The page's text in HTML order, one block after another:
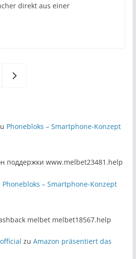
direkt aus einer
Phonebloks – Smartphone-Konzept
поддержки www.melbet23481.help
Phonebloks – Smartphone-Konzept
melbet melbet18567.help
zuAmazon präsentiert das